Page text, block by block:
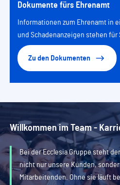
Dokumente fürs Ehrenamt
Informationen zum Ehrenamt in
und Schadenanzeigen stehen für
Zu den Dokumenten
Willkommen im Team -
Bei der Ecclesia Gruppe steht
nicht nur unsere Kunden,
Mitarbeitenden. Ohne sie läuft